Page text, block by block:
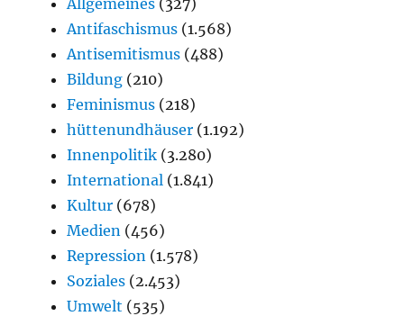
Antifaschismus (1.568)
Antisemitismus (488)
Bildung (210)
Feminismus (218)
hüttenundhäuser (1.192)
Innenpolitik (3.280)
International (1.841)
Kultur (678)
Medien (456)
Repression (1.578)
Soziales (2.453)
Umwelt (535)